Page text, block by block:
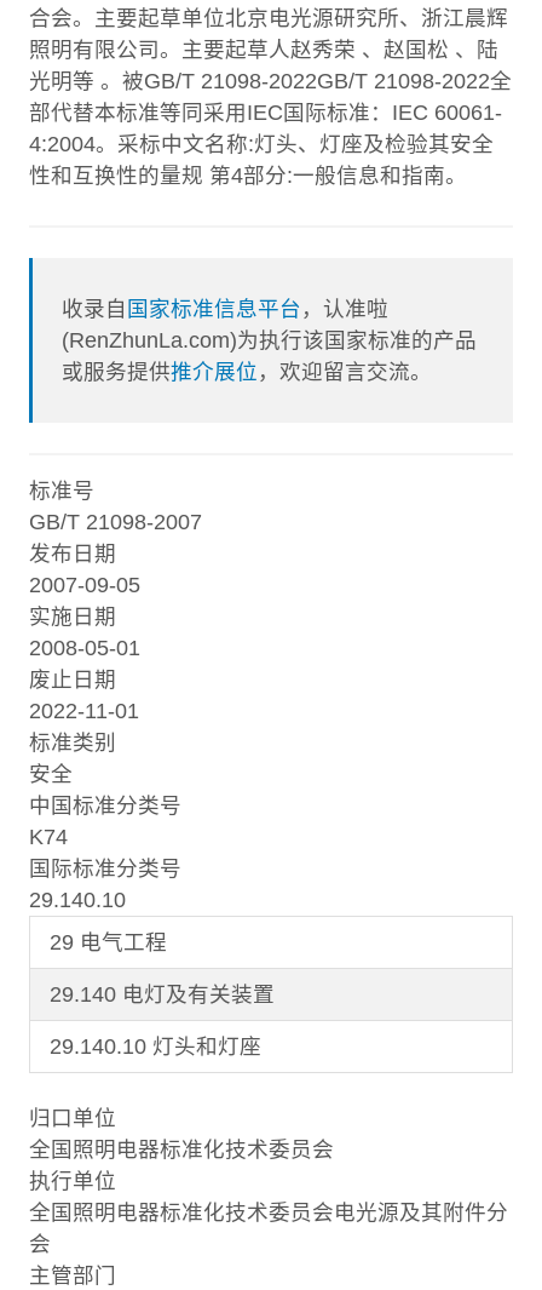
合会。主要起草单位北京电光源研究所、浙江晨辉
照明有限公司。主要起草人赵秀荣 、赵国松 、陆
光明等 。被GB/T 21098-2022GB/T 21098-2022全
部代替本标准等同采用IEC国际标准：IEC 60061-
4:2004。采标中文名称:灯头、灯座及检验其安全
性和互换性的量规 第4部分:一般信息和指南。
收录自 国家标准信息平台 ，认准啦
(RenZhunLa.com)为执行该国家标准的产品
或服务提供推介展位 ，欢迎留言交流。
标准号
GB/T 21098-2007
发布日期
2007-09-05
实施日期
2008-05-01
废止日期
2022-11-01
标准类别
安全
中国标准分类号
K74
国际标准分类号
29.140.10
29 电气工程
29.140 电灯及有关装置
29.140.10 灯头和灯座
归口单位
全国照明电器标准化技术委员会
执行单位
全国照明电器标准化技术委员会电光源及其附件分
会
主管部门